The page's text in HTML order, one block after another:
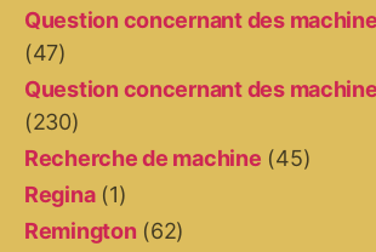
Question concernant des
(47)
Question concernant des
(230)
Recherche de machine (45)
Regina(1)
Remington (62)